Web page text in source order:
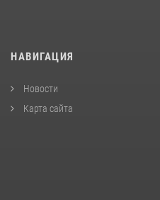
НАВИГАЦИЯ
Новости
Карта сайта